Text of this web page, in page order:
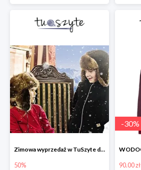
Zimowa wyprzedaż w TuSzyte do -50%
50%
-30%
90.00 zł